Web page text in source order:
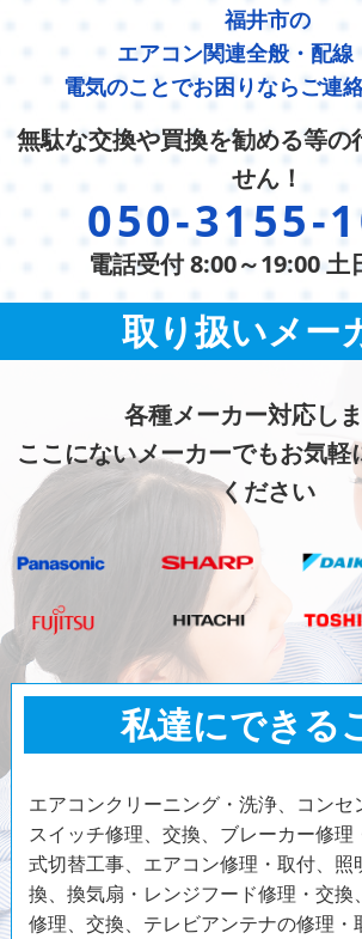
福井市の
エアコン関連全般・配線
電気のことでお困りならご連
無駄な交換や買換を勧める等の
せん！
050-3155-
電話受付 8:00～19:00 土
取り扱いメー
各種メーカー対応しま
ここにないメーカーでもお気軽
ください
私達にできる
エアコンクリーニング・洗浄、コンセ
スイッチ修理、交換、ブレーカー修理
式切替工事、エアコン修理・取付、照
換、換気扇・レンジフード修理・交換
修理、交換、テレビアンテナの修理・